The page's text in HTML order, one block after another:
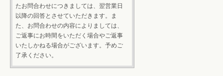
たお問合わせにつきましては、翌営業日
以降の回答とさせていただきます。ま
た、お問合わせの内容によりましては、
ご返事にお時間をいただく場合やご返事
いたしかねる場合がございます。予めご
了承ください。